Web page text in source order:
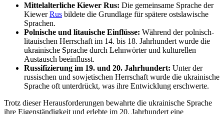
Mittelalterliche Kiewer Rus: Die gemeinsame Sprache der
KiewerRus bildete die Grundlage für spätere ostslawische
Sprachen.
Polnische und litauische Einflüsse: Während der polnisch-
litauischen Herrschaft im 14. bis 18. Jahrhundert wurde die
ukrainische Sprache durch Lehnwörter und kulturellen
Austausch beeinflusst.
Russifizierung im 19. und 20. Jahrhundert: Unter der
russischen und sowjetischen Herrschaft wurde die ukrainische
Sprache oft unterdrückt, was ihre Entwicklung erschwerte.
Trotz dieser Herausforderungen bewahrte die ukrainische Sprache
ihre Eigenständigkeit und erlebte im 20. Jahrhundert eine